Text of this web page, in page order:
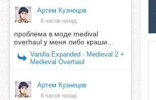
Артем Кузнецов
6 часов назад
проблема в моде medival
overhaul у меня либо краши...
Vanilla Expanded - Medieval 2 +
Medieval Overhaul
Артем Кузнецов
6 часов назад